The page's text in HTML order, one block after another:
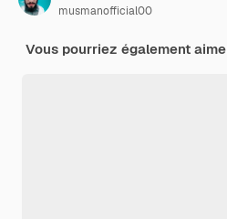
musmanofficial00
Vous pourriez également